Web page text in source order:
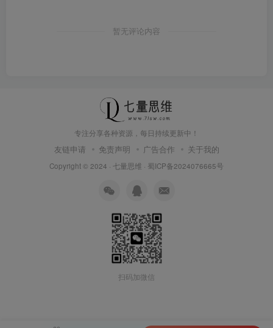
暂无评论内容
专注分享各种资源，每日持续更新中！
友链申请 免责声明 广告合作 关于我的
Copyright © 2024 · 七量思维 · 蜀ICP备2024076665号
扫码加微信